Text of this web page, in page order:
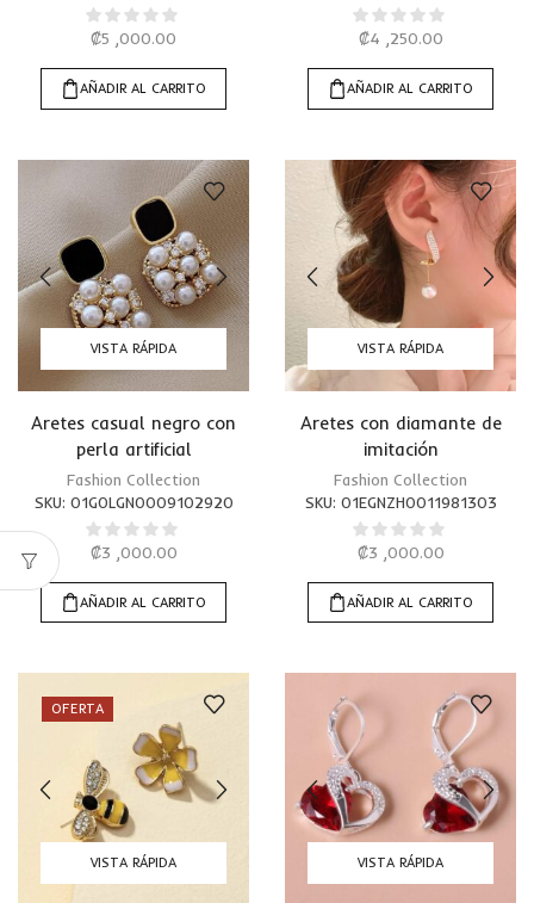
₡5 ,000.00
AÑADIR AL CARRITO
₡4 ,250.00
AÑADIR AL CARRITO
VISTA RÁPIDA
Aretes casual negro con
perla artificial
Fashion Collection
SKU: 01G0LGN0009102920
₡3 ,000.00
AÑADIR AL CARRITO
VISTA RÁPIDA
Aretes con diamante de
imitación
Fashion Collection
SKU: 01EGNZH0011981303
₡3 ,000.00
AÑADIR AL CARRITO
OFERTA
VISTA RÁPIDA VISTA RÁPIDA